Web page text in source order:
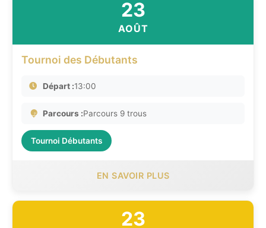
23
AOÛT
Tournoi des Débutants
Départ :13:00
Parcours :Parcours 9 trous
Tournoi Débutants
EN SAVOIR PLUS
23